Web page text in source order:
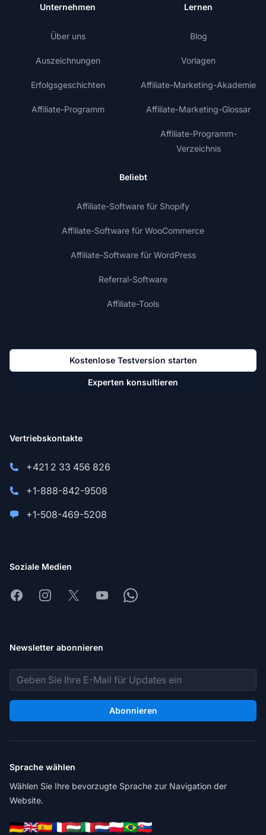
Unternehmen
Über uns
Auszeichnungen
Erfolgsgeschichten
Affiliate-Programm
Lernen
Blog
Vorlagen
Affiliate-Marketing-Akademie
Affiliate-Marketing-Glossar
Affiliate-Programm-
Verzeichnis
Beliebt
Affiliate-Software für Shopify
Affiliate-Software für WooCommerce
Affiliate-Software für WordPress
Referral-Software
Affiliate-Tools
Kostenlose Testversion starten
Experten konsultieren
Vertriebskontakte
+421 2 33 456 826
+1-888-842-9508
+1-508-469-5208
Soziale Medien
FacebookInstagram
X YoutubeWhatsapp
Newsletter abonnieren
E-Mail-Adresse
Abonnieren
Sprache wählen
Wählen Sie Ihre bevorzugte Sprache zur Navigation der
Website.